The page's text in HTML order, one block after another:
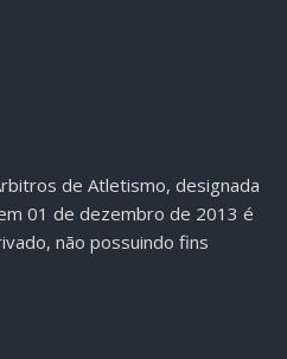
de Atletismo, designada
01 de dezembro de 2013 é
não possuindo fins